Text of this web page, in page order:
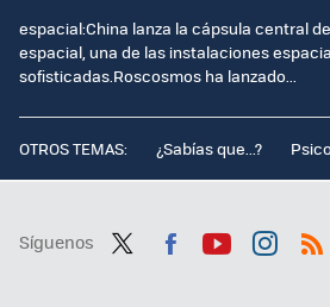
espacial:China lanza la cápsula central
espacial, una de las instalaciones
sofisticadas.Roscosmos ha lanzado...
OTROS TEMAS: ¿Sabías que...?
Síguenos